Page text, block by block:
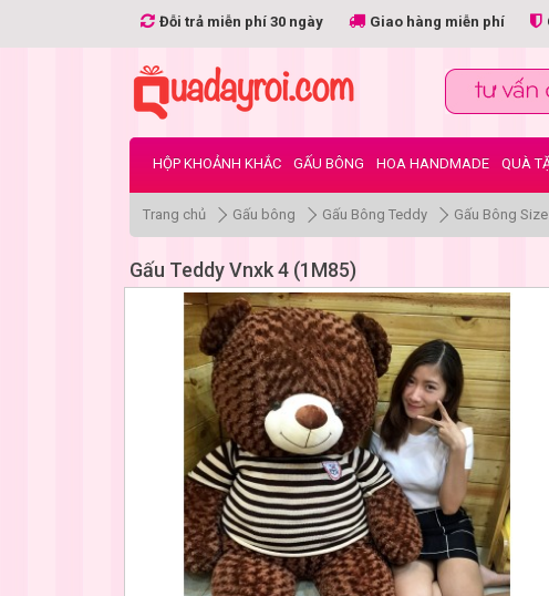
Đỗi trả miễn phí 30 ngày Giao hàng miễn phí
HỘP KHOẢNH KHẮC GẤU BÔNG HOA HANDMADE QUÀ
Trang chủ Gấu bông Gấu Bông Teddy Gấu Bông
Gấu Teddy Vnxk 4 (1M85)